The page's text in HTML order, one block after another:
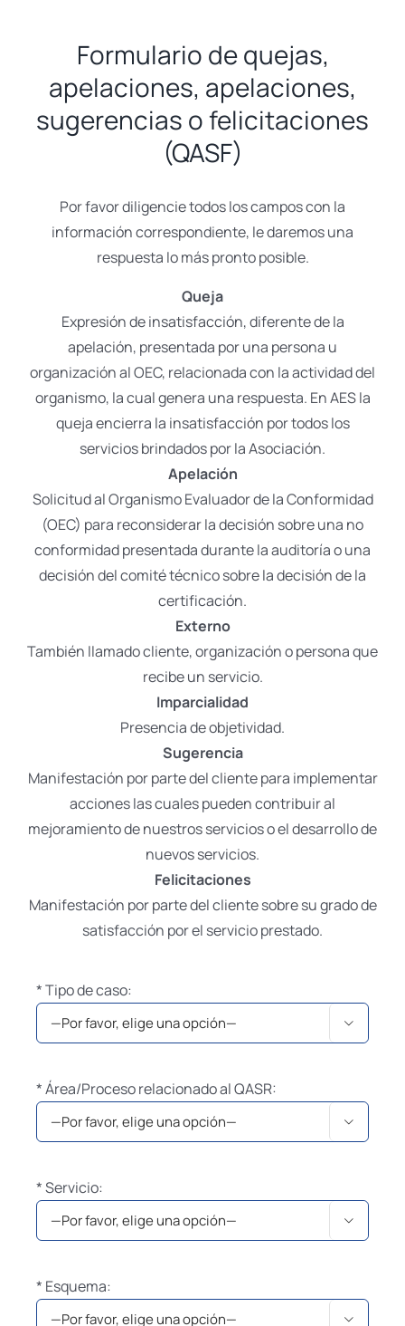
Formulario de quejas,
apelaciones, apelaciones,
sugerencias o felicitaciones
(QASF)
Por favor diligencie todos los campos con la
información correspondiente, le daremos una
respuesta lo más pronto posible.
Queja
Expresión de insatisfacción, diferente de la
apelación, presentada por una persona u
organización al OEC, relacionada con la actividad del
organismo, la cual genera una respuesta. En AES la
queja encierra la insatisfacción por todos los
servicios brindados por la Asociación.​
Apelación
Solicitud al Organismo Evaluador de la Conformidad
(OEC) para reconsiderar la decisión sobre una no
conformidad presentada durante la auditoría o una
decisión del comité técnico sobre la decisión de la
certificación.​
Externo
También llamado cliente, organización o persona que
recibe un servicio.​
Imparcialidad
Presencia de objetividad.​
Sugerencia
Manifestación por parte del cliente para implementar
acciones las cuales pueden contribuir al
mejoramiento de nuestros servicios o el desarrollo de
nuevos servicios.
Felicitaciones
Manifestación por parte del cliente sobre su grado de
satisfacción por el servicio prestado.​
* Tipo de caso:

* Área/Proceso relacionado al QASR:

* Servicio:

* Esquema:
